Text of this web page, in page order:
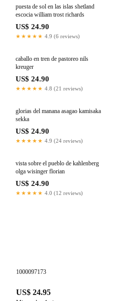
puesta de sol en las islas shetland
escocia william trost richards
US$ 24.90
★★★★★ 4.9 (6 reviews)
caballo en tren de pastoreo nils
kreuger
US$ 24.90
★★★★★ 4.8 (21 reviews)
glorias del manana asagao kamisaka
sekka
US$ 24.90
★★★★★ 4.9 (24 reviews)
vista sobre el pueblo de kahlenberg
olga wisinger florian
US$ 24.90
★★★★★ 4.0 (12 reviews)
1000097173
US$ 24.95